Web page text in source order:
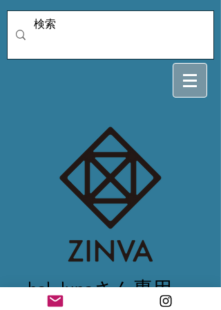
hal_lunaさん専用